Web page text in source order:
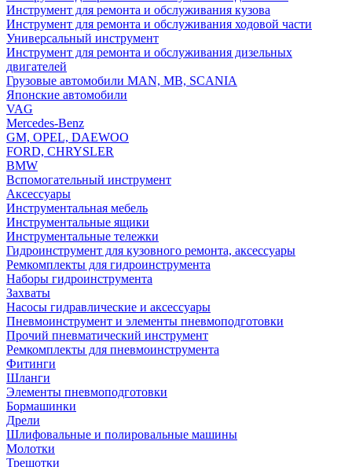
Инструмент для ремонта и обслуживания кузова
Инструмент для ремонта и обслуживания ходовой части
Универсальный инструмент
Инструмент для ремонта и обслуживания дизельных
двигателей
Грузовые автомобили MAN, MB, SCANIA
Японские автомобили
VAG
Mercedes-Benz
GM, OPEL, DAEWOO
FORD, CHRYSLER
BMW
Вспомогательный инструмент
Аксессуары
Инструментальная мебель
Инструментальные ящики
Инструментальные тележки
Гидроинструмент для кузовного ремонта, аксессуары
Ремкомплекты для гидроинструмента
Наборы гидроинструмента
Захваты
Насосы гидравлические и аксессуары
Пневмоинструмент и элементы пневмоподготовки
Прочий пневматический инструмент
Ремкомплекты для пневмоинструмента
Фитинги
Шланги
Элементы пневмоподготовки
Бормашинки
Дрели
Шлифовальные и полировальные машины
Молотки
Трещотки